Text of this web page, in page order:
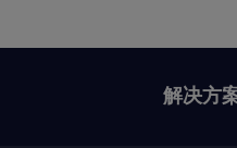
解决方